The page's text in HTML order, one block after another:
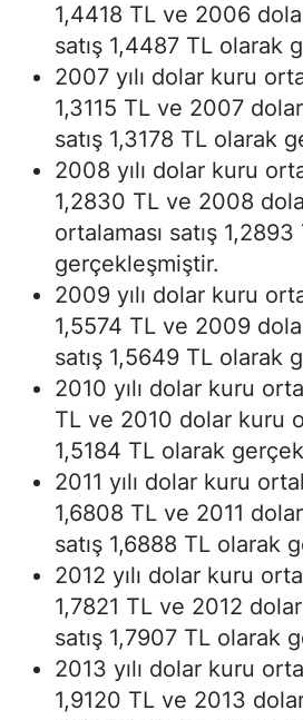
1,4418 TL ve 2006
satış 1,4487 TL olarak
2007 yılı dolar kuru
1,3115 TL ve 2007
satış 1,3178 TL olarak
2008 yılı dolar kuru
1,2830 TL ve 2008
ortalaması satış
gerçekleşmiştir.
2009 yılı dolar kuru
1,5574 TL ve 2009
satış 1,5649 TL olarak
2010 yılı dolar kuru
TL ve 2010 dolar kuru
1,5184 TL olarak
2011 yılı dolar kuru
1,6808 TL ve 2011
satış 1,6888 TL olarak
2012 yılı dolar kuru
1,7821 TL ve 2012
satış 1,7907 TL olarak
2013 yılı dolar kuru
1,9120 TL ve 2013